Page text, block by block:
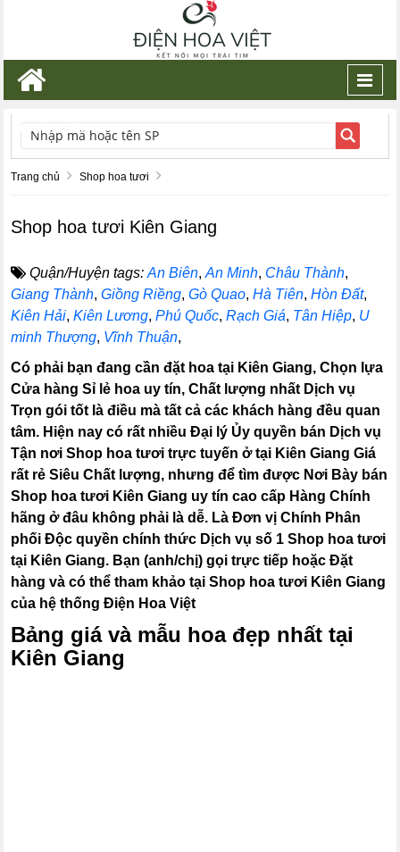
TÌM KIẾM
Trang chủ Shop hoa tươi
Shop hoa tươi Kiên Giang
Quận/Huyện tags: An Biên,An Minh, Châu Thành,
Giang Thành,Giồng Riềng,Gò Quao,Hà Tiên,Hòn Đất,
Kiên Hải,Kiên Lương,Phú Quốc,Rạch Giá, Tân Hiệp, U
minh Thượng, Vĩnh Thuận,
Có phải bạn đang cần đặt hoa tại Kiên Giang, Chọn lựa
Cửa hàng Sỉ lẻ hoa uy tín, Chất lượng nhất Dịch vụ
Trọn gói tốt là điều mà tất cả các khách hàng đều quan
tâm. Hiện nay có rất nhiều Đại lý Ủy quyền bán Dịch vụ
Tận nơi Shop hoa tươi trực tuyến ở tại Kiên Giang Giá
rất rẻ Siêu Chất lượng, nhưng để tìm được Nơi Bày bán
Shop hoa tươi Kiên Giang uy tín cao cấp Hàng Chính
hãng ở đâu không phải là dễ. Là Đơn vị Chính Phân
phối Độc quyền chính thức Dịch vụ số 1 Shop hoa tươi
tại Kiên Giang. Bạn (anh/chị) gọi trực tiếp hoặc Đặt
hàng và có thể tham khảo tại Shop hoa tươi Kiên Giang
của hệ thống Điện Hoa Việt
Bảng giá và mẫu hoa đẹp nhất tại
Kiên Giang